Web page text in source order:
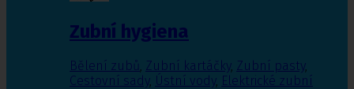
Zubní hygiena
Bělení zubů, Zubní kartáčky, Zubní pasty,
Cestovní sady, Ústní vody, Elektrické zubní